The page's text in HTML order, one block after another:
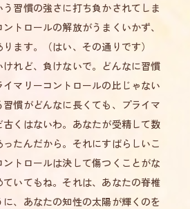
習慣の強さに打ち負かされてしま
トロールの解放がうまくいかず、
ます。（はい、その通りです）
けれど、負けないで。どんなに習慣
マリーコントロールの比じゃない
慣がどんなに長くても、プライマ
古くはないわ。あなたが受精して数
たんだから。それにすばらしいこ
トロールは決して傷つくことがな
いてもね。それは、あなたの脊椎
、あなたの知性の太陽が輝くのを